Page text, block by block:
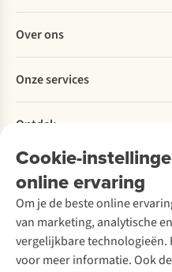
Cookie-
online ervaring
Om je de beste online
van marketing, analytische
vergelijkbare technologieën.
voor meer informatie. Ook
Bestellen
Betalen
Levering
Retourneren
Bestelling herroepen
Garantie
Contact
Over ons
Explore More
Verantwoord ondernemen
Over Ayacucho
Onze winkels
Over A.S.Adventure
Toegankelijkheidsverklaring
Onze services
Ski-onderhoud
Wasservice
Schoenonderhoud
Schoenherstelling
Kledingherstelling
Retouches
Ontdek
A.S.Magazine
Podcast
Explore Academy
Explore Camp
Gear Check
Inspiratie & advies
Meld je aan voor de